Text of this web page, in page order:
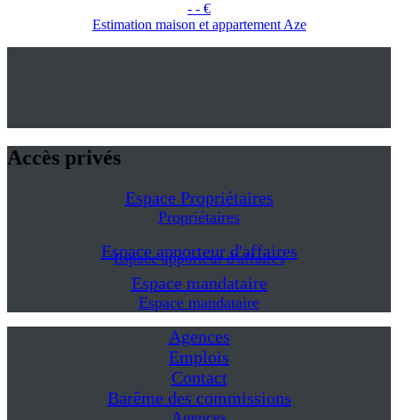
- - €
Estimation maison et appartement Aze
Accès privés
Espace Propriétaires
Propriétaires
Espace apporteur d'affaires
Espace apporteur d'affaires
Espace mandataire
Espace mandataire
Agences
Emplois
Contact
Barême des commissions